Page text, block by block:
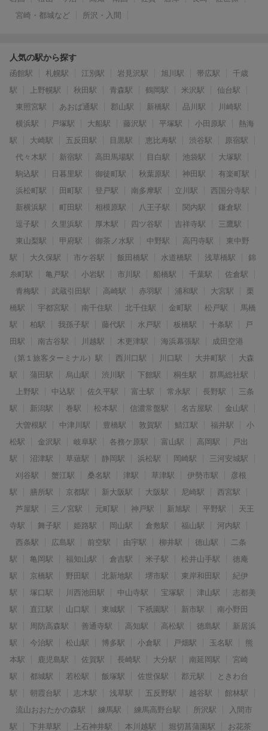
宮崎・都城など
所沢・入間
人気の駅から探す
函館駅 札幌駅 江別駅 岩見沢駅 旭川駅 帯広駅
千歳
駅
上野幌駅 秋田駅 青森駅 鶴岡駅 米沢駅
仙台駅
東照宮駅
あおば通駅 郡山駅 新橋駅 品川駅
川崎駅
横浜駅
戸塚駅 大船駅 藤沢駅 平塚駅 小田原駅
熱海
駅
大崎駅 五反田駅 目黒駅 恵比寿駅 渋谷駅
原宿駅
代々木駅
新宿駅 高田馬場駅 目白駅 池袋駅
大塚駅
駒込駅
日暮里駅 御徒町駅 秋葉原駅 神田駅
有楽町駅
浜松町駅
田町駅 登戸駅 南多摩駅 立川駅
西国分寺駅
新横浜駅
町田駅 相模原駅 八王子駅 関内駅
鎌倉駅
逗子駅
久里浜駅 厚木駅 四ツ谷駅 吉祥寺駅
三鷹駅
東山梨駅
甲府駅 御茶ノ水駅 中野駅 高円寺駅
東中野
駅
大久保駅 市ケ谷駅 飯田橋駅 水道橋駅 浅草橋駅
錦
糸町駅
亀戸駅 小岩駅 市川駅 船橋駅 千葉駅
佐倉駅
青梅駅
武蔵引田駅 高崎駅 赤羽駅 浦和駅 大宮駅
栗
橋駅
宇都宮駅 南千住駅 北千住駅 金町駅 松戸駅
馬橋
駅
柏駅 我孫子駅 藤代駅 水戸駅 板橋駅 十条駅
戸
田駅
南古谷駅 川越駅 木更津駅 海浜幕張駅
成田空港
（第１旅客ターミナル）駅
西川口駅 川口駅 大井町駅
大森
駅
蒲田駅 烏山駅 渋川駅 下館駅 桐生駅
群馬総社駅
上野駅
中込駅 佐久平駅 富士駅 常永駅 長野駅
三条
駅
新潟駅 巻駅 松本駅 信濃常盤駅 名古屋駅
金山駅
大曽根駅
中津川駅 豊橋駅 敦賀駅 鯖江駅 福井駅
小
松駅
金沢駅 岐阜駅 各務ケ原駅 富山駅 高岡駅
戸出
駅
沼津駅 草薙駅 静岡駅 浜松駅 岡崎駅
三河安城駅
刈谷駅
蟹江駅 桑名駅 津駅 草津駅 伊勢市駅
彦根
駅
膳所駅 京都駅 新大阪駅 大阪駅 尼崎駅
西宮駅
芦屋駅
三ノ宮駅 元町駅 神戸駅 新旭駅 平野駅
天王
寺駅
舞子駅 姫路駅 岡山駅 倉敷駅 福山駅
河内駅
西条駅
広島駅 前空駅 由宇駅 柳井駅 徳山駅
二条
駅
亀岡駅 福知山駅 倉吉駅 米子駅 松井山手駅
徳庵
駅
京橋駅 野田駅 北新地駅 堺市駅 東岸和田駅
紀伊
駅
塚口駅 川西池田駅 中山寺駅 宝塚駅 津山駅
志都美
駅
直江駅 山口駅 東城駅 下祇園駅 新市駅
南小野田
駅
周防高森駅 善通寺駅 高知駅 高松駅 徳島駅
新居浜
駅
今治駅 松山駅 博多駅 小倉駅 戸畑駅 玉名駅
熊
本駅
鹿児島駅 佐賀駅 長崎駅 大分駅 南延岡駅
宮崎
駅
都城駅 若松駅 飯塚駅 佐世保駅 郡元駅
ときわ台
駅
朝霞台駅 志木駅 浅草駅 五反野駅 越谷駅
館林駅
流山おおたかの森駅
練馬駅 練馬高野台駅 所沢駅
入間市
駅
下井草駅 上石神井駅 本川越駅 堀切菖蒲園駅 お花茶